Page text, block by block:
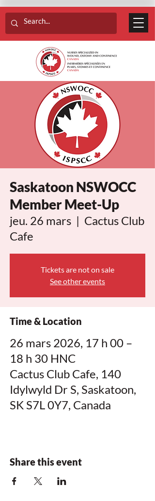
Saskatoon NSWOCC
Member Meet-Up
jeu. 26 mars
  |
Cactus Club
Cafe
Tickets are not on sale
See other events
Time & Location
26 mars 2026, 17 h 00 –
18 h 30 HNC
Cactus Club Cafe, 140
Idylwyld Dr S, Saskatoon,
SK S7L 0Y7, Canada
Share this event